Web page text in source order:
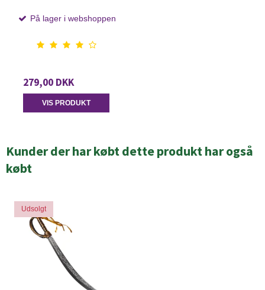
På lager i webshoppen
279,00 DKK
VIS PRODUKT
Kunder der har købt dette produkt har også
købt
Udsolgt